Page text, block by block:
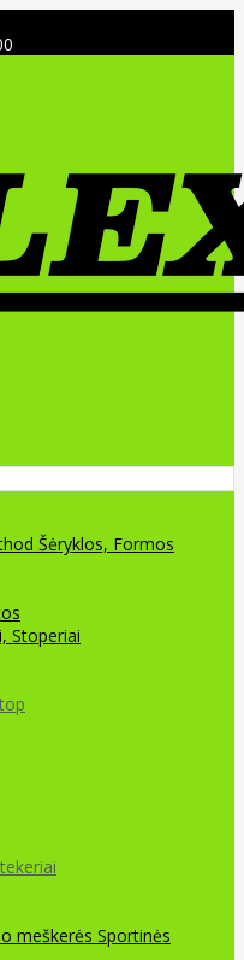
Šėryklos, Formos
Stoperiai
meškerės Sportinės